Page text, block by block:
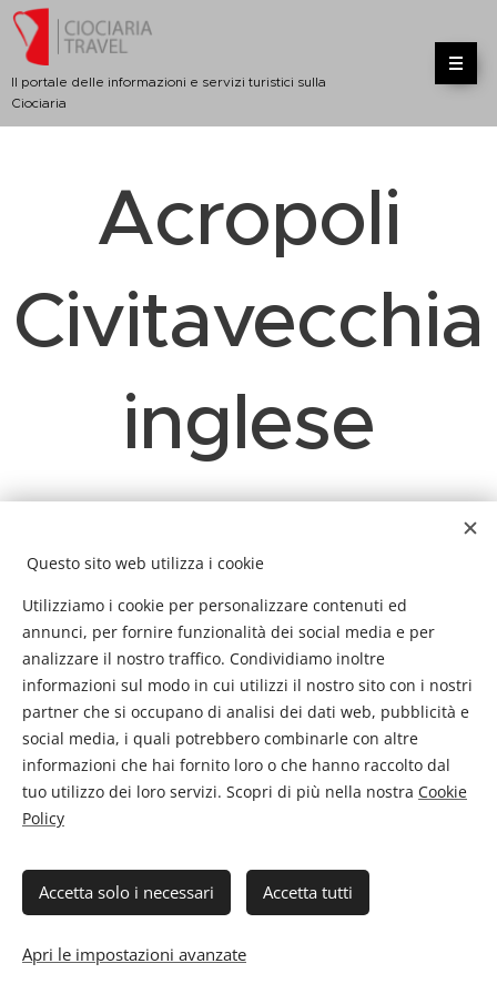
Il portale delle informazioni e servizi turistici sulla
Ciociaria
Acropoli
Civitavecchia
inglese
I
Flyingtour - Viaggi e Vacanze di Pistilli Barbara PIVA
Cookies
Questo sito web utilizza i cookie
Utilizziamo i cookie per personalizzare contenuti ed
annunci, per fornire funzionalità dei social media e per
analizzare il nostro traffico. Condividiamo inoltre
informazioni sul modo in cui utilizzi il nostro sito con i nostri
partner che si occupano di analisi dei dati web, pubblicità e
social media, i quali potrebbero combinarle con altre
informazioni che hai fornito loro o che hanno raccolto dal
tuo utilizzo dei loro servizi. Scopri di più nella nostra Cookie
Policy
Accetta solo i necessari Accetta tutti
Apri le impostazioni avanzate